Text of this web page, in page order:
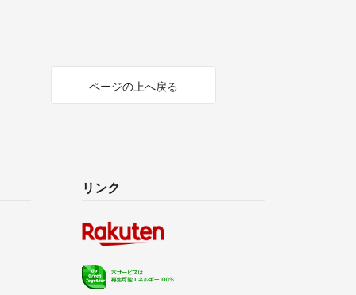
ページの上へ戻る
リンク